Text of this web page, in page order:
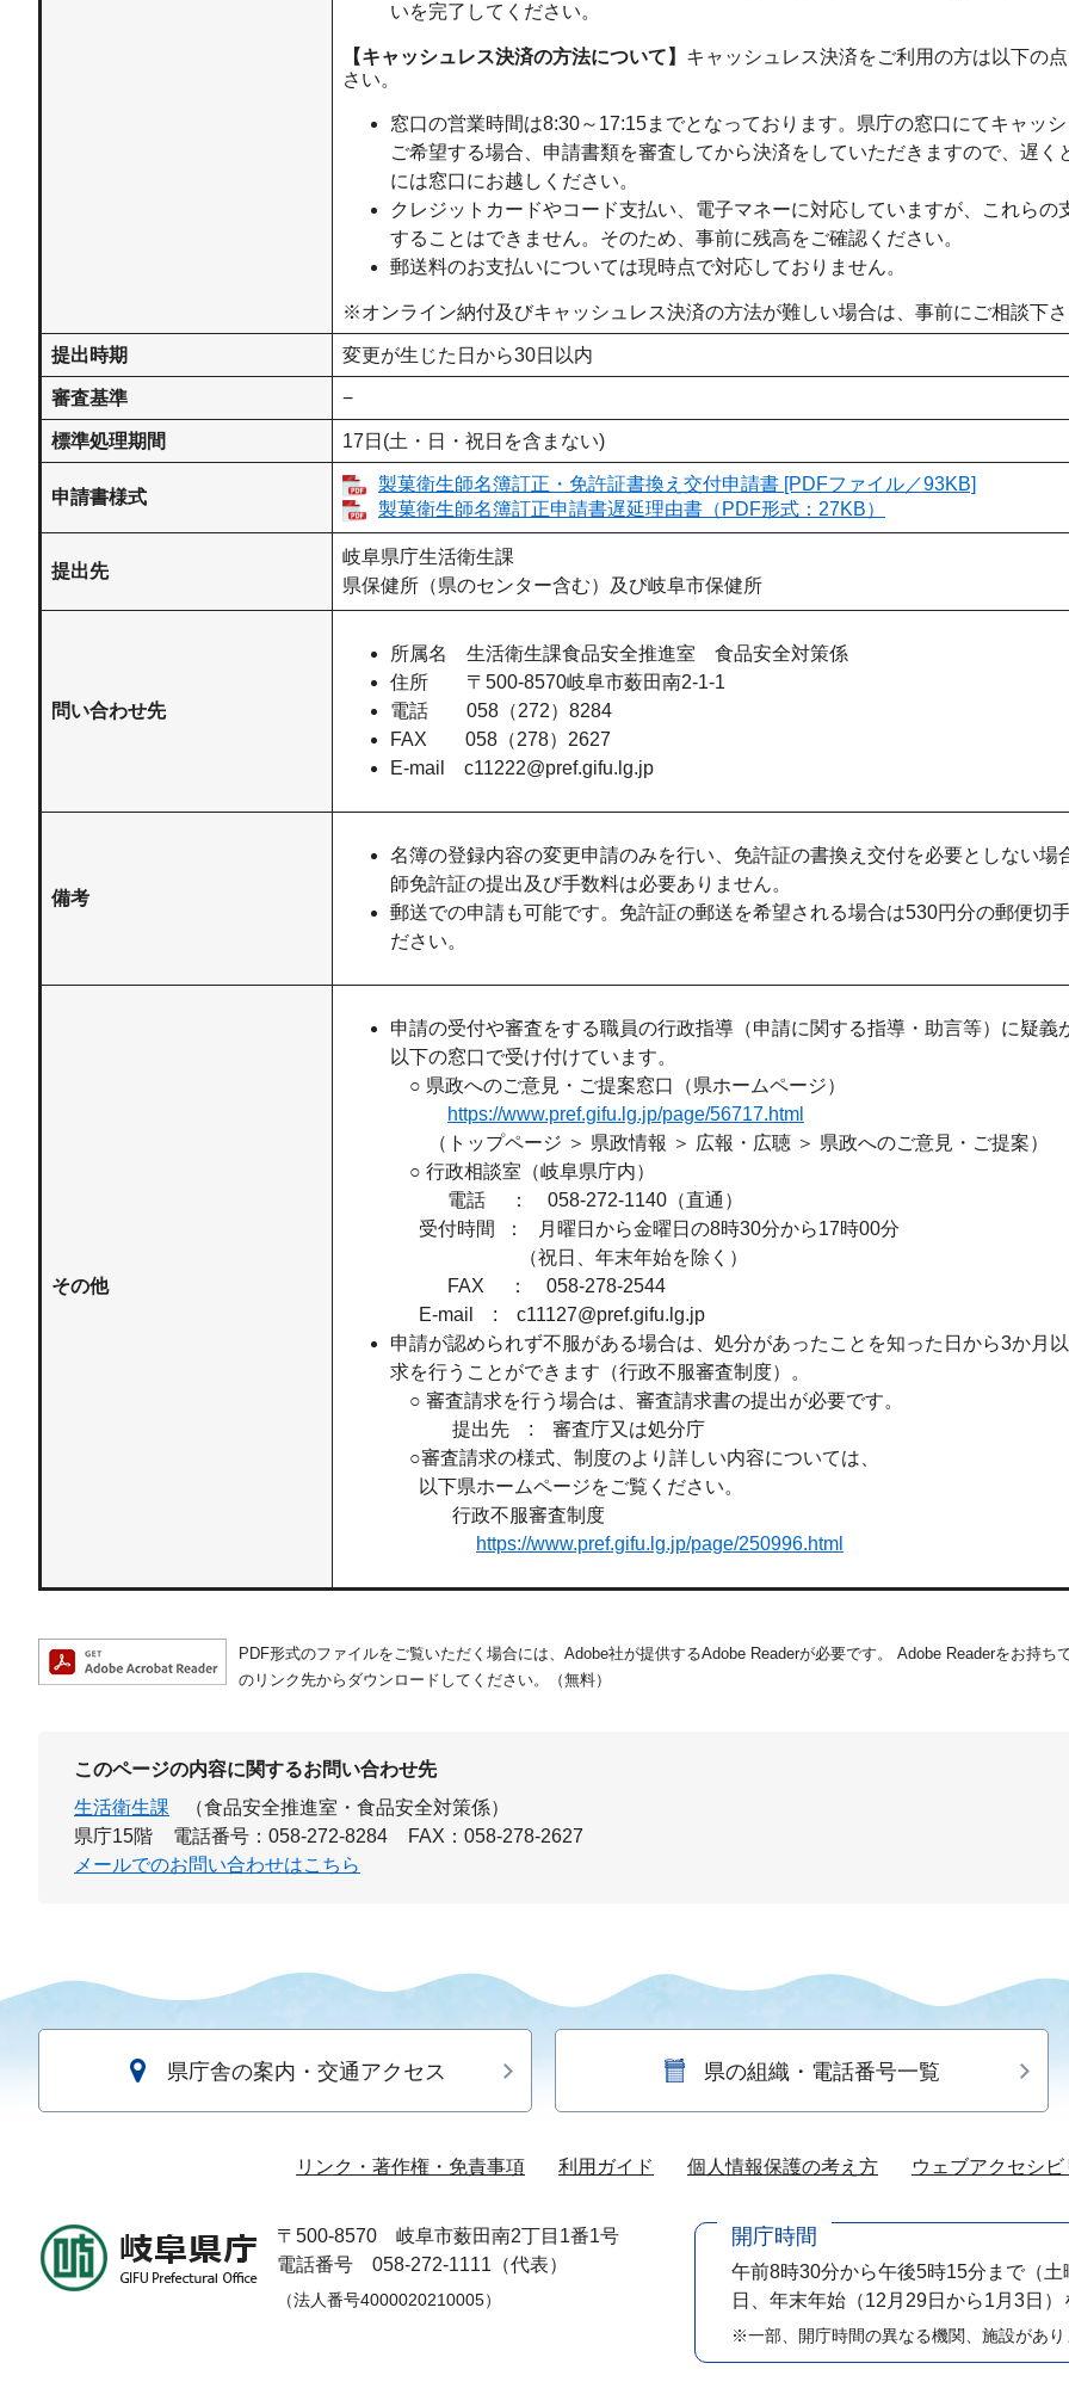
いを完了してください。
【キャッシュレス決済の方法について】 キャッシュレス決済をご利用の方は以下の
さい。
窓口の営業時間は8:30～17:15までとなっております。県庁の窓口にてキャッ
ご希望する場合、申請書類を審査してから決済をしていただきますので、遅く
には窓口にお越しください。
クレジットカードやコード支払い、電子マネーに対応していますが、これらの
することはできません。そのため、事前に残高をご確認ください。
郵送料のお支払いについては現時点で対応しておりません。
※オンライン納付及びキャッシュレス決済の方法が難しい場合は、事前にご相談下
提出時期 変更が生じた日から30日以内
審査基準 −
標準処理期間 17日(土・日・祝日を含まない)
申請書様式
製菓衛生師名簿訂正・免許証書換え交付申請書 [PDFファイル／93KB]
製菓衛生師名簿訂正申請書遅延理由書（PDF形式：27KB）
提出先
岐阜県庁生活衛生課
県保健所（県のセンター含む）及び岐阜市保健所
問い合わせ先
所属名 生活衛生課食品安全推進室 食品安全対策係
住所 〒500-8570岐阜市薮田南2-1-1
電話 058（272）8284
FAX 058（278）2627
E-mail c11222@pref.gifu.lg.jp
備考
名簿の登録内容の変更申請のみを行い、免許証の書換え交付を必要としない場
師免許証の提出及び手数料は必要ありません。
郵送での申請も可能です。免許証の郵送を希望される場合は530円分の郵便切
ださい。
その他
申請の受付や審査をする職員の行政指導（申請に関する指導・助言等）に疑義
以下の窓口で受け付けています。
​ ○ 県政へのご意見・ご提案窓口（県ホームページ）
https://www.pref.gifu.lg.jp/page/56717.html
（トップページ ＞ 県政情報 ＞ 広報・広聴 ＞ 県政へのご意見・ご提案）
○ 行政相談室（岐阜県庁内）
電話 ： 058-272-1140（直通）
受付時間 ： 月曜日から金曜日の8時30分から17時00分
（祝日、年末年始を除く）
FAX ： 058-278-2544
E-mail : c11127@pref.gifu.lg.jp
申請が認められず不服がある場合は、処分があったことを知った日から3か月
求を行うことができます（行政不服審査制度）。
○ 審査請求を行う場合は、審査請求書の提出が必要です。
提出先 : 審査庁又は処分庁
○審査請求の様式、制度のより詳しい内容については、
以下県ホームページをご覧ください。
行政不服審査制度
https://www.pref.gifu.lg.jp/page/250996.html
PDF形式のファイルをご覧いただく場合には、Adobe社が提供するAdobe Readerが必要です。
Adobe Readerをお持ち
のリンク先からダウンロードしてください。（無料）
このページの内容に関するお問い合わせ先
生活衛生課
（食品安全推進室・食品安全対策係）
県庁15階
電話番号：058-272-8284
FAX：058-278-2627
メールでのお問い合わせはこちら
県庁舎の案内・交通アクセス 県の組織・電話番号一覧
リンク・著作権・免責事項 利用ガイド 個人情報保護の考え方 ウェブアクセシ
〒500-8570
岐阜市薮田南2丁目1番1号
電話番号 058-272-1111（代表）
（法人番号4000020210005）
開庁時間
午前8時30分から午後5時15分まで （
日、年末年始（12月29日から1月3日）
※一部、開庁時間の異なる機関、施設があり